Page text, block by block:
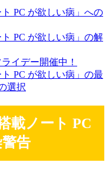
PC が欲しい病」への
PC が欲しい病」の解
イデー開催中！
PC が欲しい病」の最
選択
載ノート PC
告